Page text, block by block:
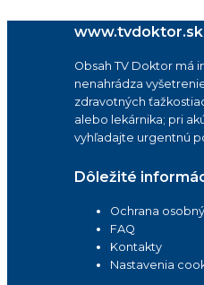
www.tvdoktor.sk
Obsah TV Doktor má
nenahrádza
zdravotných
alebo lekárnika; pri
vyhľadajte urgentnú
Dôležité
Ochrana
FAQ
Kontakty
Nastavenia